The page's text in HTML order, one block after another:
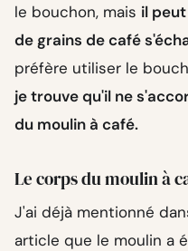
le bouchon, mais il
de grains de café
préfère utiliser le
je trouve qu'il ne
du moulin à café.
Le corps du moulin à
J'ai déjà mentionné
article que le moulin a